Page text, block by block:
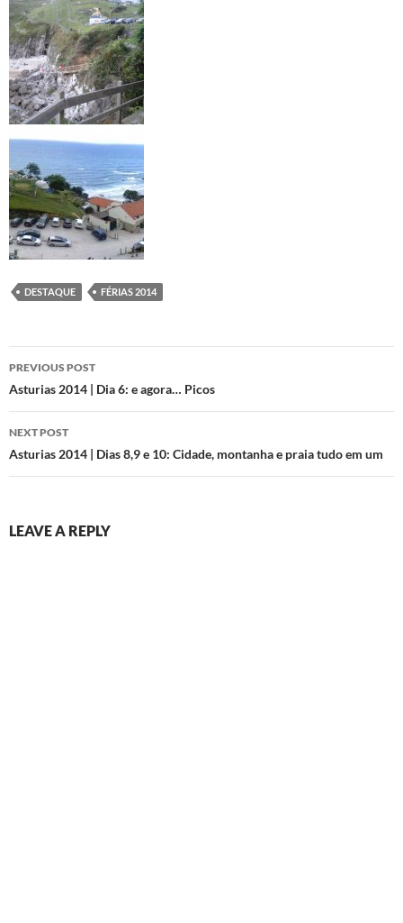
DESTAQUE FÉRIAS 2014
Post
navigation
PREVIOUS POST
Asturias 2014 | Dia 6: e agora… Picos
NEXT POST
Asturias 2014 | Dias 8,9 e 10: Cidade, montanha e praia tudo em um
LEAVE A REPLY